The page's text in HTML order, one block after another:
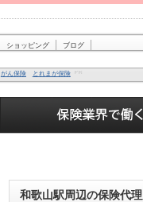
ショッピング ブログ
がん保険 とれまが保険
和歌山駅周辺の保険代